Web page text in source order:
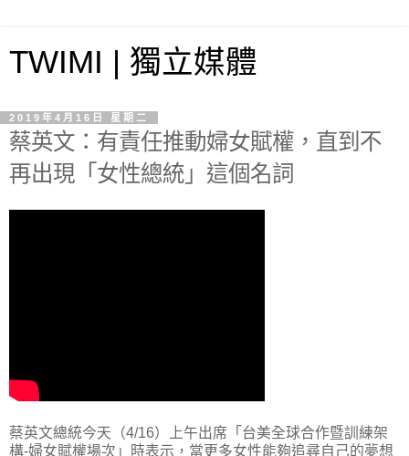
TWIMI | 獨立媒體
2019年4月16日 星期二
蔡英文：有責任推動婦女賦權，直到不
再出現「女性總統」這個名詞
蔡英文總統今天（4/16）上午出席「台美全球合作暨訓練架
構-婦女賦權場次」時表示，當更多女性能夠追尋自己的夢想